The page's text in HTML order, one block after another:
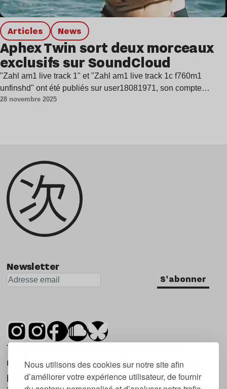
Nous utilisons des cookies sur notre site afin
d’améliorer votre expérience utilisateur, de fournir
Articles news
Aphex Twin sort deux morceaux
exclusifs sur SoundCloud
"Zahl am1 live track 1" et "Zahl am1 live track 1c f760m1
unfinshd" ont été publiés sur user18081971, son compte…
28 novembre 2025
Newsletter
S'abonner
Tsugi est un mensuel indépendant sur la
musique et les nouvelles tendances, dont la
première parution date de 2007.